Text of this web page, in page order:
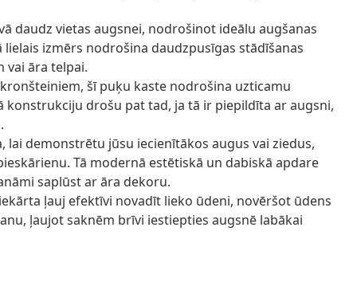
daudz vietas augsnei, nodrošinot ideālu augšanas
izmērs nodrošina daudzpusīgas stādīšanas
vai āra telpai.
šī puķu kaste nodrošina uzticamu
drošu pat tad, ja tā ir piepildīta ar augsni,
demonstrētu jūsu iecienītākos augus vai ziedus,
Tā modernā estētiskā un dabiskā apdare
saplūst ar āra dekoru.
ļauj efektīvi novadīt lieko ūdeni, novēršot ūdens
ļaujot saknēm brīvi iestiepties augsnē labākai